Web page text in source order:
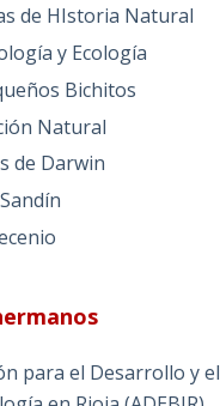
de HIstoria Natural
y Ecología
Bichitos
Natural
de Darwin
para el Desarrollo y